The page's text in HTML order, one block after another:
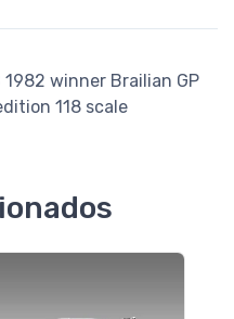
1982 winner Brailian GP
118 scale